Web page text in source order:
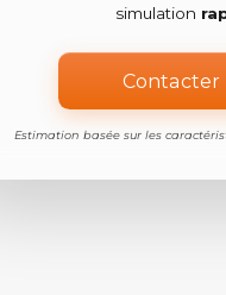
simulation
Contacter
Estimation basée sur les